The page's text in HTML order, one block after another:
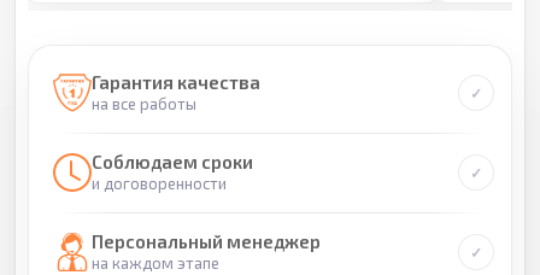
Гарантия качества
на все работы
Соблюдаем сроки
и договоренности
Персональный менеджер
на каждом этапе